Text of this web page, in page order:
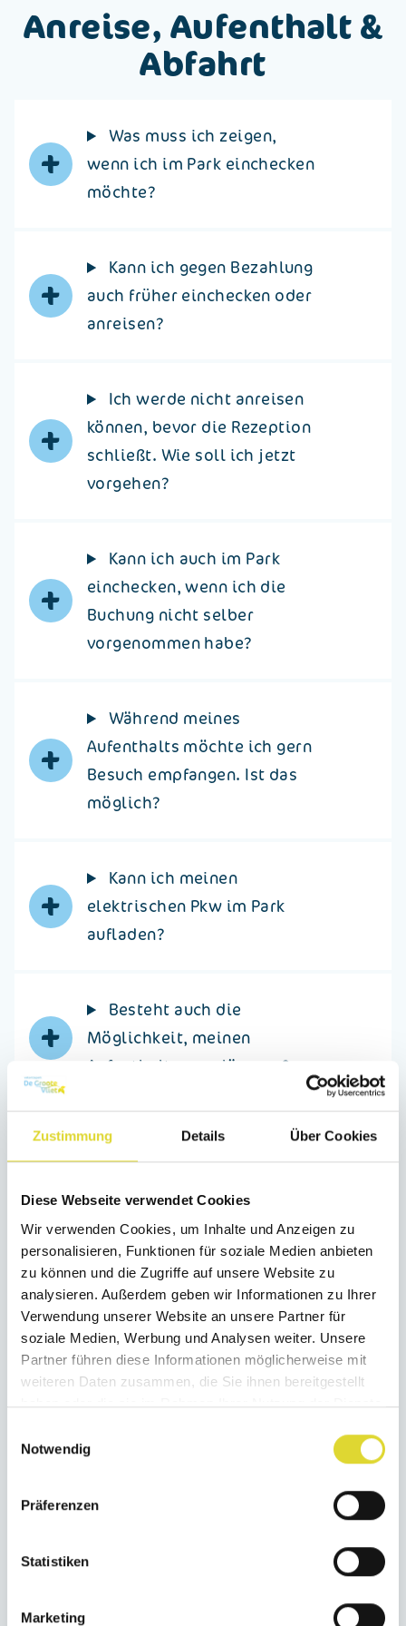
Zustimmung Details Über Cookies
Diese Webseite verwendet Cookies
Wir verwenden Cookies, um Inhalte und Anzeigen zu
personalisieren, Funktionen für soziale Medien anbieten
zu können und die Zugriffe auf unsere Website zu
analysieren. Außerdem geben wir Informationen zu Ihrer
Verwendung unserer Website an unsere Partner für
soziale Medien, Werbung und Analysen weiter. Unsere
Partner führen diese Informationen möglicherweise mit
weiteren Daten zusammen, die Sie ihnen bereitgestellt
haben oder die sie im Rahmen Ihrer Nutzung der Dienste
Notwendig
Präferenzen
Statistiken
Marketing
Anreise, Aufenthalt &
Abfahrt
+
Was muss ich zeigen,
wenn ich im Park einchecken
möchte?
+
Kann ich gegen Bezahlung
auch früher einchecken oder
anreisen?
+
Ich werde nicht anreisen
können, bevor die Rezeption
schließt. Wie soll ich jetzt
vorgehen?
+
Kann ich auch im Park
einchecken, wenn ich die
Buchung nicht selber
vorgenommen habe?
+
Während meines
Aufenthalts möchte ich gern
Besuch empfangen. Ist das
möglich?
+
Kann ich meinen
elektrischen Pkw im Park
aufladen?
+
Besteht auch die
Möglichkeit, meinen
Aufenthalt zu verlängern?
+
Kann ich im Park auch mit
Kreditkarte bezahlen?
+
Ich habe eine Beschwerde
bzgl. des Parks. Wo kann ich
meine Beschwerde
einreichen?
+
Was muss ich beachten,
+